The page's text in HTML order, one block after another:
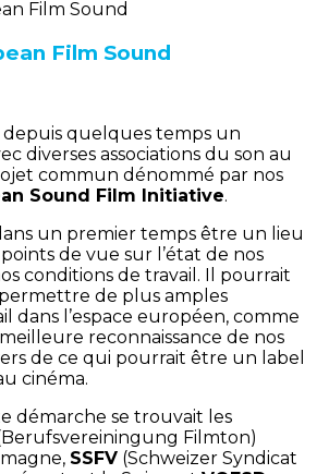
Film Sound
quelques temps un
diverses associations du son au
commun dénommé par nos
Sound Film Initiative.
un premier temps être un lieu
de vue sur l’état de nos
conditions de travail. Il pourrait
de plus amples
dans l’espace européen, comme
reconnaissance de nos
de ce qui pourrait être un label
cinéma.
démarche se trouvait les
Filmton)
SSFV (Schweizer Syndicat